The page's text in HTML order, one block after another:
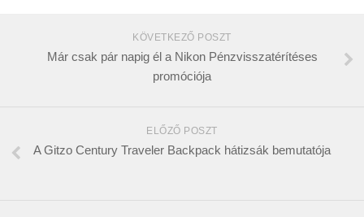
KÖVETKEZŐ POSZT
Már csak pár napig él a Nikon Pénzvisszatérítéses
promóciója
ELŐZŐ POSZT
A Gitzo Century Traveler Backpack hátizsák bemutatója